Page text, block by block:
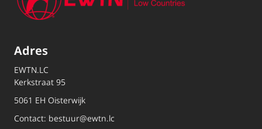
Adres
EWTN.LC
Kerkstraat 95
5061 EH Oisterwijk
Contact: bestuur@ewtn.lc